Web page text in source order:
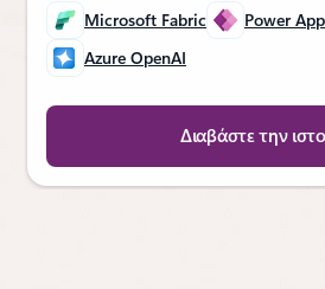
Microsoft Fabric
Power
Azure OpenAI
Διαβάστε την